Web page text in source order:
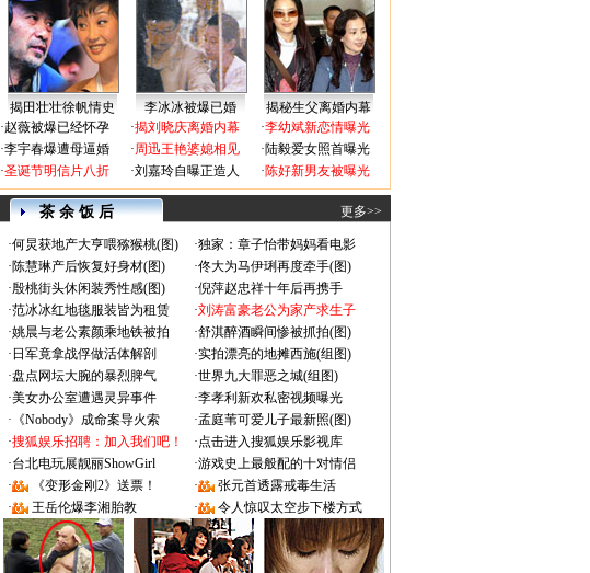
揭田壮壮徐帆情史 李冰冰被爆已婚
揭秘生父离婚内幕
·赵薇被爆已经怀孕
·李宇春爆遭母逼婚
·圣诞节明信片八折
·揭刘晓庆离婚内幕
·周迅王艳婆媳相见
·刘嘉玲自曝正造人
·李幼斌新恋情曝光
·陆毅爱女照首曝光
·陈好新男友被曝光
茶 余 饭 后 更多>>
·何炅获地产大亨喂猕猴桃(图) ·独家：章子怡带妈妈看电影
·陈慧琳产后恢复好身材(图) ·佟大为马伊琍再度牵手(图)
·殷桃街头休闲装秀性感(图) ·倪萍赵忠祥十年后再携手
·范冰冰红地毯服装皆为租赁 ·刘涛富豪老公为家产求生子
·姚晨与老公素颜乘地铁被拍 ·舒淇醉酒瞬间惨被抓拍(图)
· 日军竟拿战俘做活体解剖 ·实拍漂亮的地摊西施(组图)
·盘点网坛大腕的暴烈脾气 ·世界九大罪恶之城(组图)
·美女办公室遭遇灵异事件 ·李孝利新欢私密视频曝光
· 《Nobody》成命案导火索 ·孟庭苇可爱儿子最新照(图)
·搜狐娱乐招聘：加入我们吧！ ·点击进入搜狐娱乐影视库
·台北电玩展靓丽ShowGirl ·游戏史上最般配的十对情侣
·
《变形金刚2》送票！ ·
张元首透露戒毒生活
·
王岳伦爆李湘胎教 · 令人惊叹太空步下楼方式